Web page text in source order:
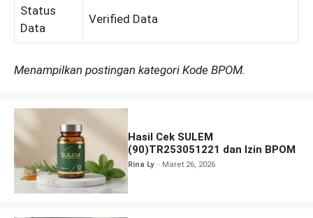
Status
Data
Verified Data
Menampilkan postingan kategori Kode BPOM.
Hasil Cek SULEM
(90)TR253051221 dan Izin BPOM
Rina Ly Maret 26, 2026